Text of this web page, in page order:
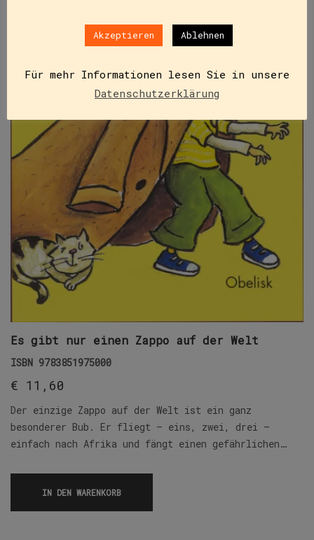
Es gibt nur einen Zappo auf der Welt
ISBN 9783851975000
€ 11,60
Der einzige Zappo auf der Welt ist ein ganz
besonderer Bub. Er fliegt – eins, zwei, drei –
einfach nach Afrika und fängt einen gefährlichen…
IN DEN WARENKORB
Akzeptieren Ablehnen
Für mehr Informationen lesen Sie in unsere
Datenschutzerklärung